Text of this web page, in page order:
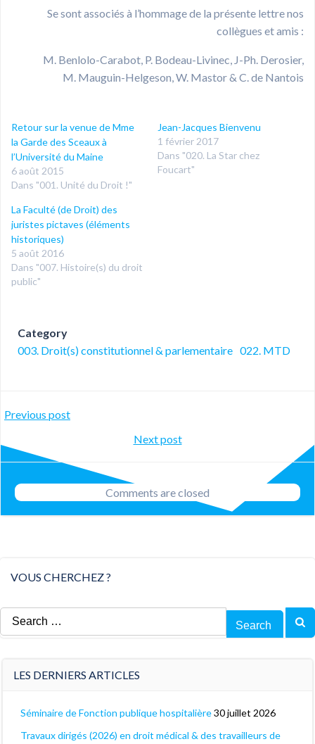
Se sont associés à l’hommage de la présente lettre nos
collègues et amis :
M. Benlolo-Carabot, P. Bodeau-Livinec, J-Ph. Derosier,
M. Mauguin-Helgeson, W. Mastor & C. de Nantois
Retour sur la venue de Mme
la Garde des Sceaux à
l’Université du Maine
6 août 2015
Dans "001. Unité du Droit !"
Jean-Jacques Bienvenu
1 février 2017
Dans "020. La Star chez
Foucart"
La Faculté (de Droit) des
juristes pictaves (éléments
historiques)
5 août 2016
Dans "007. Histoire(s) du droit
public"
Category
003. Droit(s) constitutionnel & parlementaire 022. MTD
Post
navigation
Previous post
Post
navigation
Next post
Comments are closed
VOUS CHERCHEZ ?
Search
for:
LES DERNIERS ARTICLES
Séminaire de Fonction publique hospitalière30 juillet 2026
Travaux dirigés (2026) en droit médical & des travailleurs de